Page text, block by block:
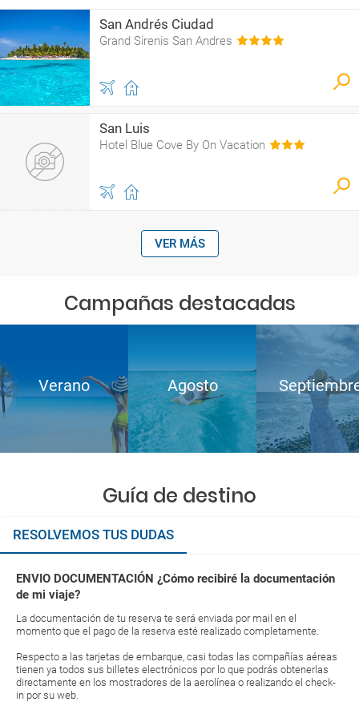
San Andrés Ciudad
Grand Sirenis San Andres
San Luis
Hotel Blue Cove By On Vacation
VER MÁS
Campañas destacadas
Verano Agosto
Guía de destino
RESOLVEMOS TUS DUDAS
ENVIO DOCUMENTACIÓN ¿Cómo recibiré la documentación
de mi viaje?
La documentación de tu reserva te será enviada por mail en el
momento que el pago de la reserva esté realizado completamente.
Respecto a las tarjetas de embarque, casi todas las compañías aéreas
tienen ya todos sus billetes electrónicos por lo que podrás obtenerlas
directamente en los mostradores de la aerolínea o realizando el check-
in por su web.